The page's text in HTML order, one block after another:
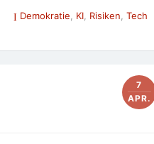
Demokratie KI, Risiken Tech
7
APR.